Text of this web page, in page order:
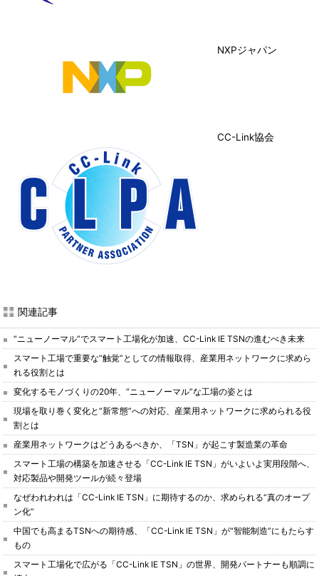
NXPジャパン
CC-Link協会
関連記事
“ニューノーマル”でスマート工場化が加速、CC-Link IE TSNの進むべき未来
スマート工場で重要な“触覚”としての情報取得、産業用ネットワークに求めら
れる役割とは
変化するモノづくりの20年、“ニューノーマル”な工場の姿とは
現場を取り巻く変化と“新常態”への対応、産業用ネットワークに求められる役
割とは
産業用ネットワークはどうあるべきか、「TSN」が起こす製造業の革命
スマート工場の構築を加速させる「CC-Link IE TSN」がいよいよ実用段階へ、
対応製品や開発ツールが続々登場
なぜわれわれは「CC-Link IE TSN」に期待するのか、求められる“真のオープ
ン化”
中国でも高まるTSNへの期待感、「CC-Link IE TSN」が“智能制造”にもたらす
もの
スマート工場化で広がる「CC-Link IE TSN」の世界、開発パートナーも順調に